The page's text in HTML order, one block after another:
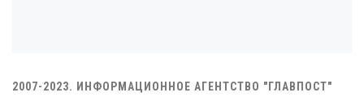
2007-2023. ИНФОРМАЦИОННОЕ АГЕНТСТВО "ГЛАВПОСТ"